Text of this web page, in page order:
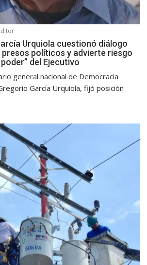
Urquiola cuestionó diálogo
presos políticos y advierte riesgo
del Ejecutivo
general nacional de Democracia
García Urquiola, fijó posición